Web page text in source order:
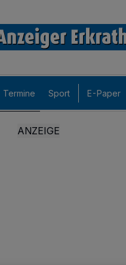
Termine Sport E-Paper